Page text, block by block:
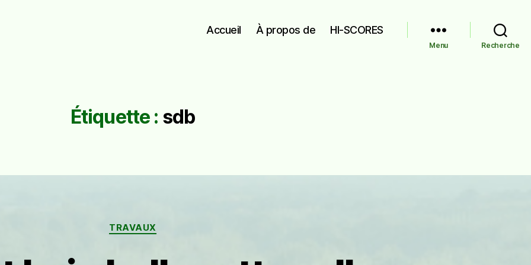
Accueil À propos de HI-SCORES
Menu Recherche
Étiquette : sdb
Catégories
TRAVAUX